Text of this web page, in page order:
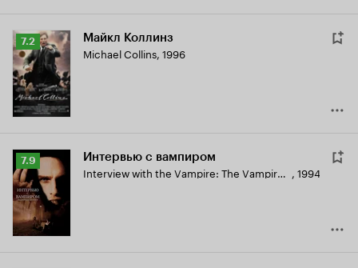
Рейтинг
Кинопоиска
7.2
7.2 Майкл Коллинз
Michael Collins, 1996
Рейтинг
Кинопоиска
7.9
7.9 Интервью с вампиром
Interview with the Vampire: The Vampire Chronicles , 1994